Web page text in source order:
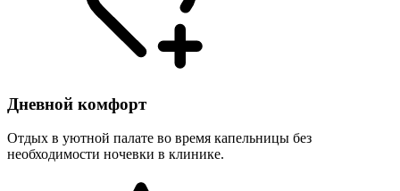
Дневной комфорт
Отдых в уютной палате во время капельницы без
необходимости ночевки в клинике.